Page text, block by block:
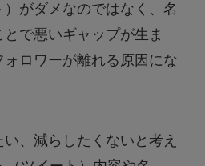
がダメなのではなく、名
で悪いギャップが生ま
ロワーが離れる原因にな
、減らしたくないと考え